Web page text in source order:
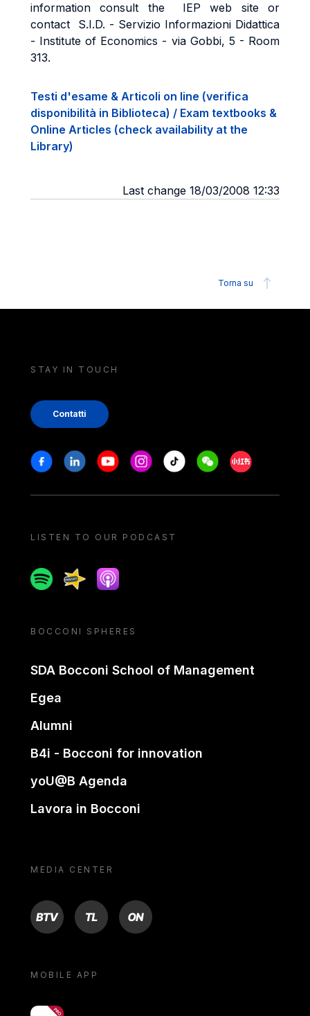
information consult the IEP web site or
contact S.I.D. - Servizio Informazioni Didattica
- Institute of Economics - via Gobbi, 5 - Room
313.
Testi d'esame & Articoli on line (verifica
disponibilità in Biblioteca) / Exam textbooks &
Online Articles (check availability at the
Library)
Last change 18/03/2008 12:33
Torna su
STAY IN TOUCH
Contatti
Stay in touch
FacebookLinkedinYoutubeInstagram
Tiktok WeechatXiaohongshu/
LISTEN TO OUR PODCAST
SpotifySpreakerApple podcast
BOCCONI SPHERES
SDA Bocconi School of Management
Egea
Alumni
B4i - Bocconi for innovation
yoU@B Agenda
Lavora in Bocconi
MEDIA CENTER
BTV TL ON
MOBILE APP
yoU@B